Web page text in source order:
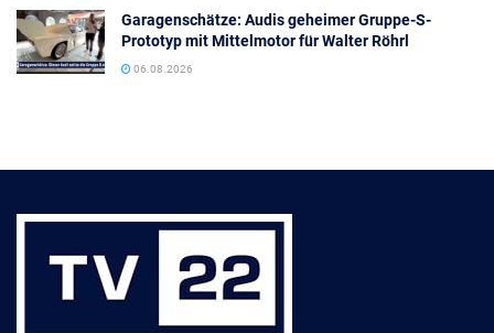
Garagenschätze: Audis geheimer Gruppe-S-
Prototyp mit Mittelmotor für Walter Röhrl
06.08.2026